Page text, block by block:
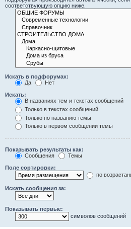
соответствующую опцию ниже.
Искать в подфорумах:
Да
Нет
Искать:
В названиях тем и текстах сообщений
Только в текстах сообщений
Только по названию темы
Только в первом сообщении темы
Показывать результаты как:
Сообщения
Темы
Поле сортировки:
по
Искать сообщения за:
Показывать первые:
символов сообщений